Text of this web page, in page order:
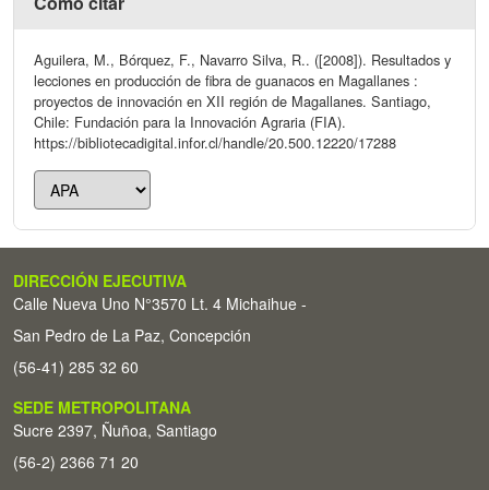
Aguilera, M., Bórquez, F., Navarro Silva, R.. ([2008]). Resultados y
lecciones en producción de fibra de guanacos en Magallanes :
proyectos de innovación en XII región de Magallanes. Santiago,
Chile: Fundación para la Innovación Agraria (FIA).
https://bibliotecadigital.infor.cl/handle/20.500.12220/17288
DIRECCIÓN EJECUTIVA
Calle Nueva Uno N°3570 Lt. 4 Michaihue -
San Pedro de La Paz, Concepción
(56-41) 285 32 60
SEDE METROPOLITANA
Sucre 2397, Ñuñoa, Santiago
(56-2) 2366 71 20